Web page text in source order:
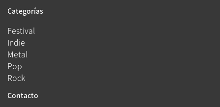
Categorías
Festival
Indie
Metal
Pop
Rock
Contacto